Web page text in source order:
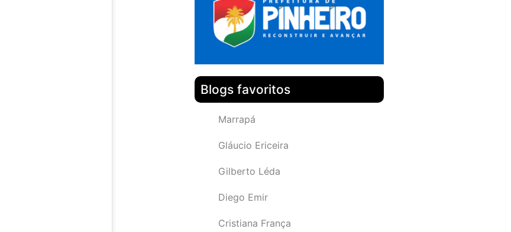
Blogs favoritos
Marrapá
Gláucio Ericeira
Gilberto Léda
Diego Emir
Cristiana França